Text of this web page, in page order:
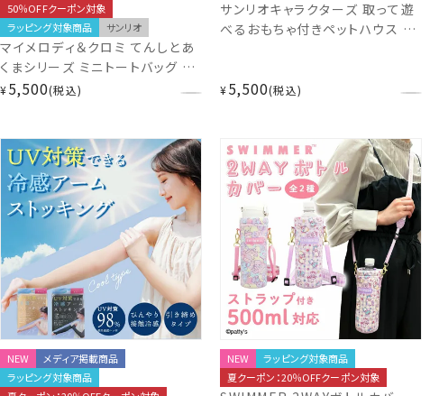
50％OFFクーポン対象
ラッピング対象商品
サンリオ
マイメロディ＆クロミ てんしとあ
くまシリーズ ミニトートバッグ ＜
マイメロディ / クロミ ＞ サンリオ
¥5,500 税込
サンリオキャラクターズ 取って遊
べるおもちゃ付きペットハウス ＜
プリン シナモロール クロミ ドー
¥5,500 税込
NEW
メディア掲載商品
ラッピング対象商品
NEW
ラッピング対象商品
夏クーポン：20％OFFクーポン対象